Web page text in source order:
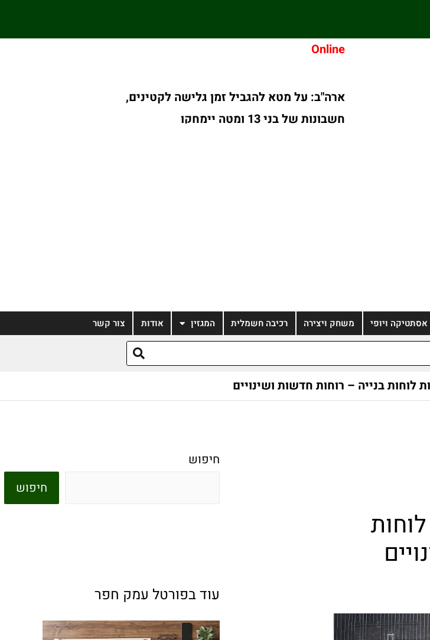
Online
ארה"ב: על מטא להגביל זמן גלישה לקטינים,
חשבונות של בני 13 ומטה יימחקו
דיווח: טורקיה, סעודיה ופקיסטן יחתמו היום
אסתטיקה ויופי משחק ויצירה רכיבה חשמלית המגזין אודות צור קשר
בנייה – רוחות חדשות ושינויים
חיפוש
חיפוש
עוד בפורטל עמק חפר